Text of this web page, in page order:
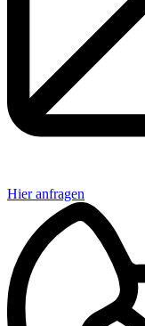
Hier anfragen